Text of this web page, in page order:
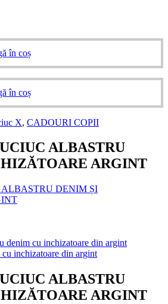
în coș
în coș
X, CADOURI COPII
ALBASTRU
ARGINT
DENIM ȘI
ALBASTRU
ARGINT